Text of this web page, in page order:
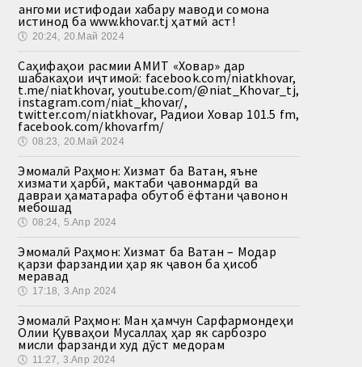
Ҳангоми истифодаи хабару маводи сомона
истинод ба www.khovar.tj ҳатмӣ аст!
🕔 20:24, 20.Май 2024
Саҳифаҳои расмии АМИТ «Ховар» дар
шабакаҳои иҷтимоӣ: facebook.com/niatkhovar,
t.me/niatkhovar, youtube.com/@niat_Khovar_tj,
instagram.com/niat_khovar/,
twitter.com/niatkhovar, Радиои Ховар 101.5 fm,
facebook.com/khovarfm/
🕔 08:23, 20.Май 2024
Эмомалӣ Раҳмон: Хизмат ба Ватан, яъне
хизмати ҳарбӣ, мактаби ҷавонмардӣ ва
давраи ҳаматарафа обутоб ёфтани ҷавонон
мебошад
🕔 08:24, 5.Апр 2024
Эмомалӣ Раҳмон: Хизмат ба Ватан – Модар
қарзи фарзандии ҳар як ҷавон ба ҳисоб
меравад
🕔 17:18, 3.Апр 2024
Эмомалӣ Раҳмон: Ман ҳамчун Сарфармондеҳи
Олии Қувваҳои Мусаллаҳ ҳар як сарбозро
мисли фарзанди худ дӯст медорам
🕔 11:27, 3.Апр 2024